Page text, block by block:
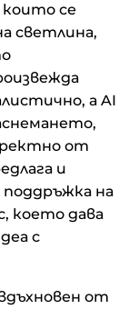
се
светлина,
а AI
от
и
на
което дава
с
от